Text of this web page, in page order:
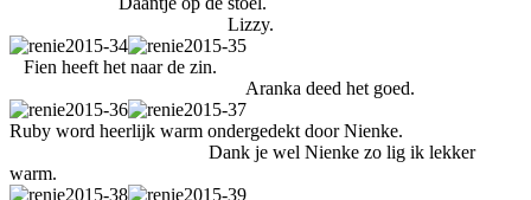
Lizzy.
Fien heeft het naar de zin.
Aranka deed het goed.
Ruby word heerlijk warm ondergedekt door Nienke.
Dank je wel Nienke zo lig ik lekker
warm.